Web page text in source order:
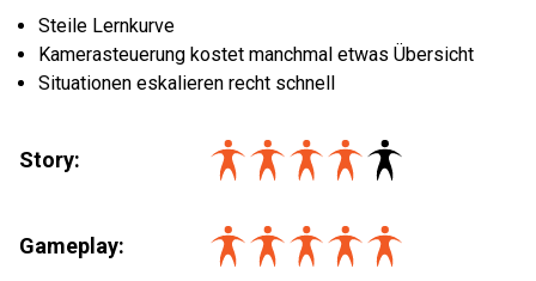
Steile Lernkurve
Kamerasteuerung kostet manchmal etwas Übersicht
Situationen eskalieren recht schnell
Story:
Gameplay: